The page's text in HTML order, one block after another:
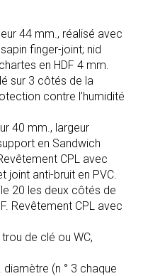
44 mm., réalisé avec
finger-joint; nid
en HDF 4 mm.
sur 3 côtés de la
contre l’humidité
40 mm., largeur
en Sandwich
CPL avec
joint anti-bruit en PVC.
20 les deux côtés de
Revêtement CPL avec
trou de clé ou WC,
diamètre (n ° 3 chaque